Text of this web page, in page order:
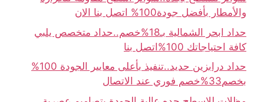
والأمطار بأفضل جودة100% اتصل بنا الان
حداد ابحر الشمالية بـ18%خصم..حداد متخصص يلبي
كافة احتياجاتك 100%اتصل بنا
حداد درابزين حديد..تنفيذ بأعلى معايير الجودة 100%
بخصم33%خصم فوري عند الاتصال